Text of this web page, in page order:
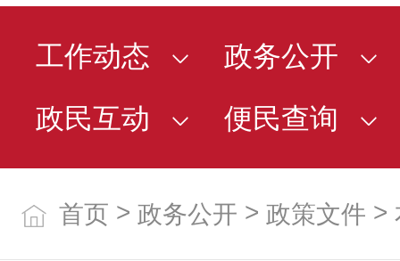
工作动态
政务公开
政民互动
便民查询
首页 > 政务公开 > 政策文件 >